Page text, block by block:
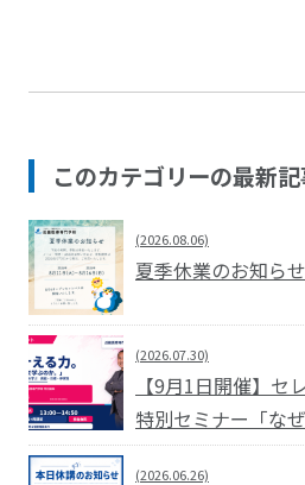
このカテゴリーの最新
(2026.08.06)
夏季休業のお知らせ
(2026.07.30)
【9月1日開催】セ
特別セミナー「な
(2026.06.26)